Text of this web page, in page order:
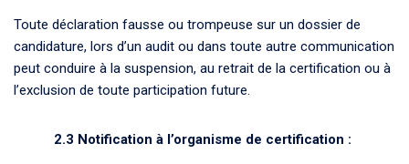
Toute déclaration fausse ou trompeuse sur un dossier de
candidature, lors d’un audit ou dans toute autre communication
peut conduire à la suspension, au retrait de la certification ou à
l’exclusion de toute participation future.
2.3 Notification à l’organisme de certification :